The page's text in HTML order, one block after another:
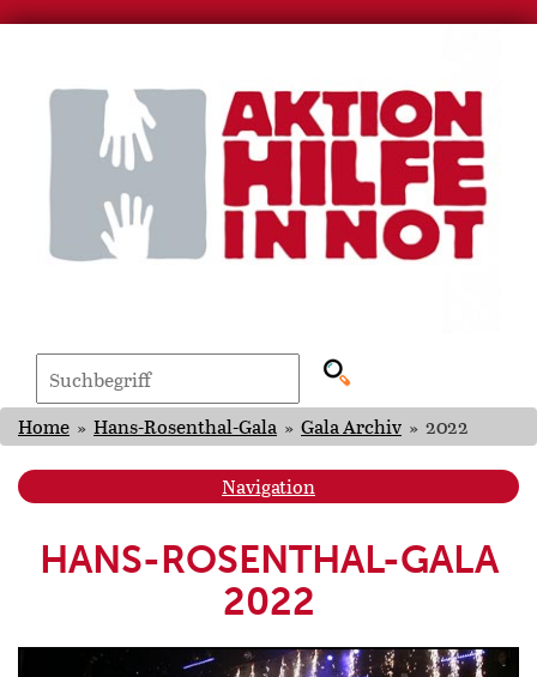
Home » Hans-Rosenthal-Gala » Gala Archiv » 2022
Navigation
HANS-ROSENTHAL-GALA
2022